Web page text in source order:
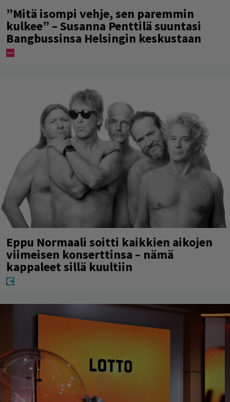
”Mitä isompi vehje, sen paremmin
kulkee” – Susanna Penttilä suuntasi
Bangbussinsa Helsingin keskustaan
Eppu Normaali soitti kaikkien aikojen
viimeisen konserttinsa – nämä
kappaleet sillä kuultiin